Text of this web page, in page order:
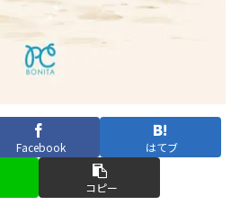
Facebook はてブ
コピー